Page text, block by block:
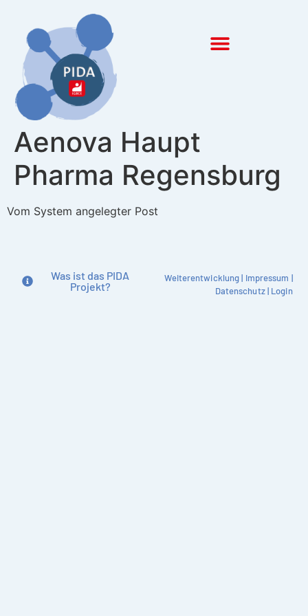
Aenova Haupt
Pharma Regensburg
Vom System angelegter Post
Was ist das PIDA
Projekt?
Weiterentwicklung| Impressum |
Datenschutz| Login